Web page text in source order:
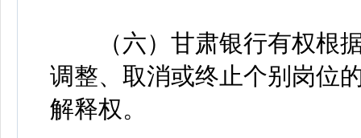
（六）甘肃银行有权根据
调整、取消或终止个别岗位
解释权。